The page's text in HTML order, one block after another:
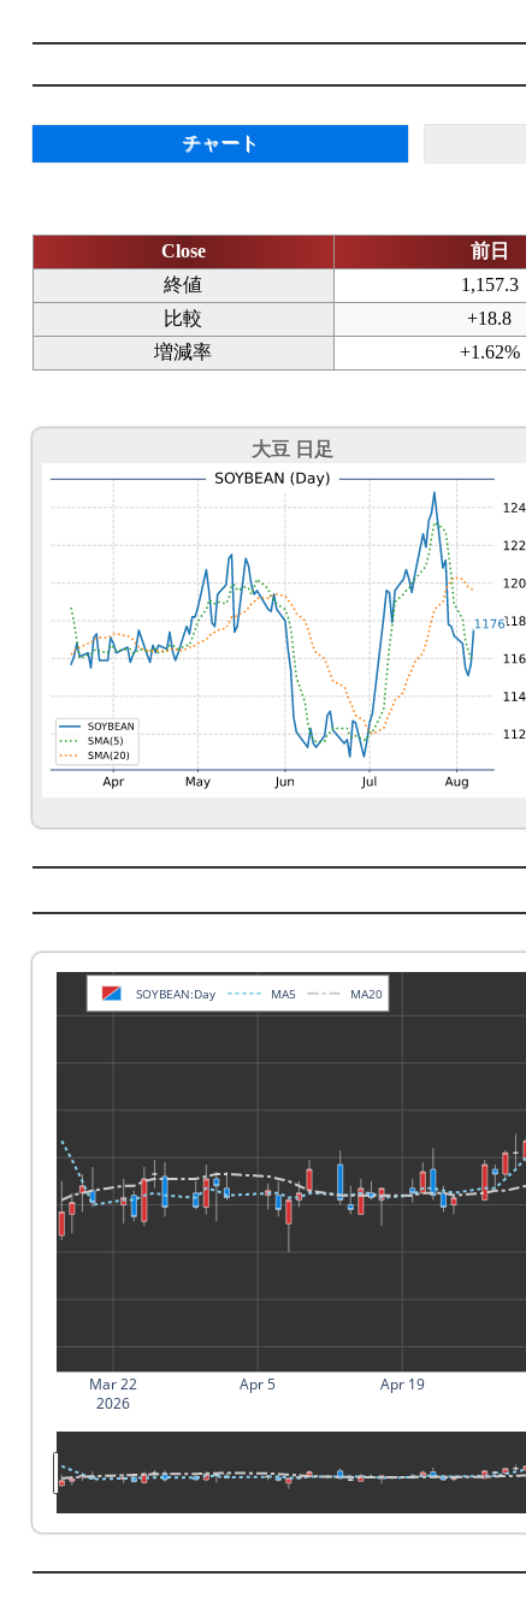
チャート
Close
前日
終値
1,157.3
比較
+18.8
増減率
+1.62%
大豆 日足
Mar 22
2026
Apr 5 Apr 19
SOYBEAN:Day MA5 MA20